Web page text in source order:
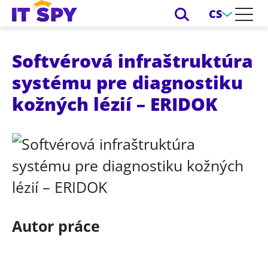
CS
Softvérová infraštruktúra
systému pre diagnostiku
kožných lézií – ERIDOK
Autor práce